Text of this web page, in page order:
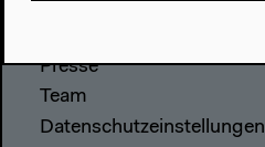
Presse
Team
Datenschutzeinstellungen